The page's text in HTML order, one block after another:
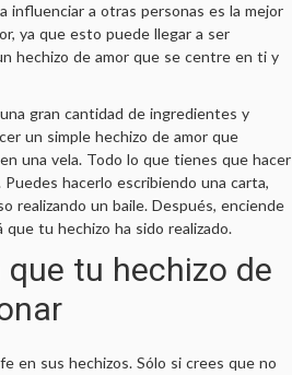
influenciar a otras personas es la mejor
ya que esto puede llegar a ser
hechizo de amor que se centre en ti y
gran cantidad de ingredientes y
un simple hechizo de amor que
una vela. Todo lo que tienes que hacer
hacerlo escribiendo una carta,
realizando un baile. Después, enciende
tu hechizo ha sido realizado.
que tu hechizo de
en sus hechizos. Sólo si crees que no